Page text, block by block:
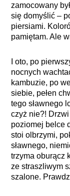
zamocowany
się domyślić –
piersiami.
pamiętam. Ale
I oto, po
nocnych
kambuzie, po
siebie, pełen
tego sławnego
czyż nie?!
poziomej belce
stoi olbrzymi,
sławnego,
trzyma oburącz
ze straszliwym
szalone.